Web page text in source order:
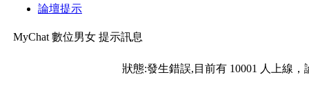
論壇提示
MyChat 數位男女 提示訊息
狀態:發生錯誤,目前有 10001 人上線